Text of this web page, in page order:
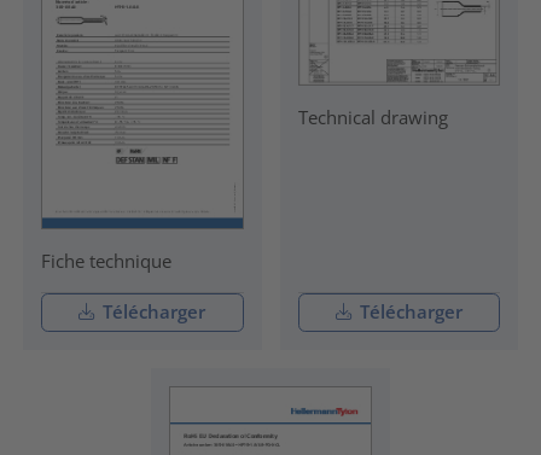
Fiche technique
Télécharger
Technical drawing
Télécharger